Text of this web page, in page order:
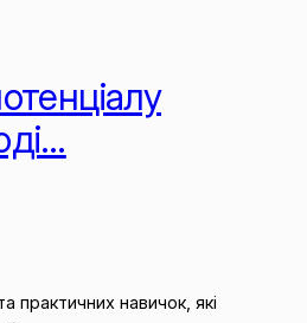
практичних навичок, які